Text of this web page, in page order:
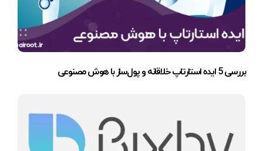
بررسی 5 ایده استارتاپ خلاقانه و پول‌ساز با هوش مصنوعی